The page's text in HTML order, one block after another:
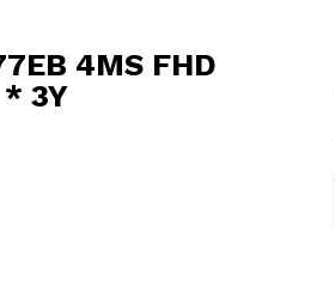
4MS FHD
3Y